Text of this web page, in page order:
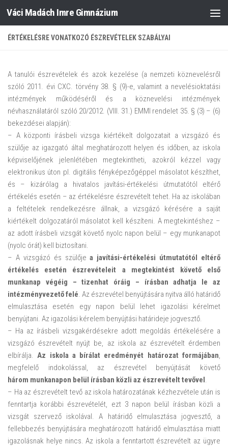
Skip to content
Váci Madách Imre Gimnázium
ÉRTÉKELÉSRE VONATKOZÓ ÉSZREVÉTELEK SZABÁLYAI
A tanulói észrevételek és azok kezelése (a nemzeti köznevelésről
szóló 2011. évi CXC. törvény 38. § (9)-e, valamint a nevelésioktatási
intézmények működéséről és a köznevelési intézmények
névhasználatáról szóló 20/2012. (VIII. 31.) EMMI rendelet 35. § (3) – (6)
bekezdései alapján):
– A központi írásbeli vizsga kiértékelt dolgozatait a vizsgázó és
szülője az igazgató által meghatározott helyen és időben, az iskola
képviselőjének jelenlétében megtekintheti, azokról kézzel vagy
elektronikus úton pl. digitális fényképezőgéppel másolatot készíthet,
és – kizárólag a hivatalos javítási-értékelési útmutatótól eltérő
értékelés esetén – az értékelésre észrevételt tehet. Ha az iskolában
a feltételek rendelkezésre állnak, a vizsgázó kérésére a saját
kiértékelt dolgozatáról másolatot kell készíteni. A megtekintéshez –
az adott írásbeli vizsgát követő nyolc napon belül – egy munkanapot
(nyolc órát) kell biztosítani.
– A vizsgázó és szülőjea javítási-értékelési útmutatótól eltérő
értékelés esetén észrevételeit a megtekintést követő első
munkanap végéig – tizenhat óráig – írásban adhatja le az
intézményvezető felé. Az észrevétel benyújtására nyitva álló határidő
elmulasztása esetén egy napon belül lehet igazolási kérelmet
benyújtani. Az igazolási kérelem benyújtási határideje jogvesztő.
– Ha az írásbeli vizsgakérdésekre adott megoldás értékelésére a
vizsgázó észrevételt nyújt be, az iskola az észrevételt érdemben
elbírálja.Az iskola a bírálat eredményét határozat formájában,
megfelelő indokolással, az észrevétel benyújtását követő
három munkanapon belül írásban közli az észrevételt tevővel.
– Ha az észrevételt tevő az iskola határozatának kézhezvétele után is
fenntartja korábbi észrevételét, ezt 3 napon belül írásban közli a
vizsgát szervező iskolával. A határidő elmulasztása jogvesztő, a
fellebbezés benyújtására meghatározott határidő elmulasztása miatt
igazolásnak helye nincs. Az iskola a fenntartott észrevételt az ügyre